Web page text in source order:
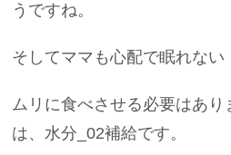
うですね。
そしてママも心配で眠れない
ムリに食べさせる必要はあ
は、水分_02補給です。